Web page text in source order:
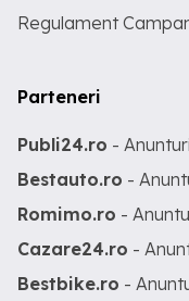
Regulament
Parteneri
Publi24.ro -
Bestauto.ro -
Romimo.ro -
Cazare24.ro -
Bestbike.ro -